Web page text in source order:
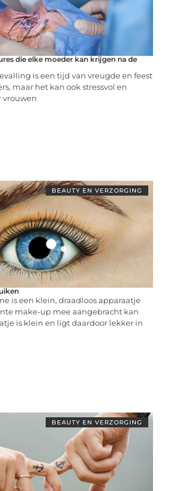
die elke moeder kan krijgen na de
is een tijd van vreugde en feest
maar het kan ook stressvol en
vrouwen
BEAUTY EN VERZORGING
is een klein, draadloos apparaatje
make-up mee aangebracht kan
is klein en ligt daardoor lekker in
BEAUTY EN VERZORGING